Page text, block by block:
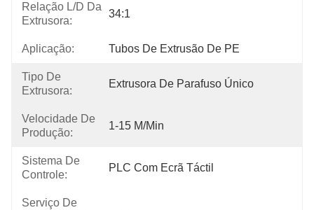
Relação L/D Da
Extrusora:
34:1
Aplicação: Tubos De Extrusão De PE
Tipo De
Extrusora:
Extrusora De Parafuso Único
Velocidade De
Produção:
1-15 M/min
Sistema De
Controle:
PLC Com Ecrã Táctil
Serviço De